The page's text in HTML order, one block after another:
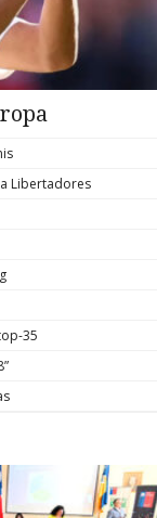
Libertadores
35